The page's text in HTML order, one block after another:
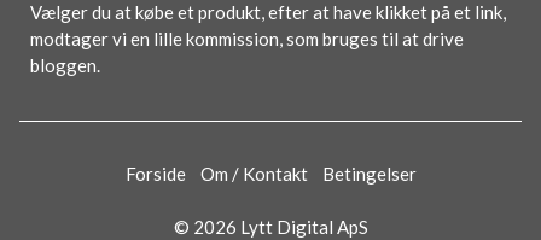
Vælger du at købe et produkt, efter at have klikket på et link,
modtager vi en lille kommission, som bruges til at drive
bloggen.
Forside Om / Kontakt Betingelser
© 2026 Lytt Digital ApS